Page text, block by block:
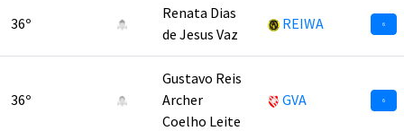
36º
Renata Dias
de Jesus Vaz
REIWA 6
36º
Gustavo Reis
Archer
Coelho Leite
GVA 6